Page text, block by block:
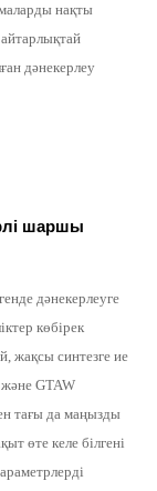
нақты
дәнекерлеу
шаршы
дәнекерлеуге
көбірек
жақсы синтезге ие
GTAW
тағы да маңызды
өте келе білгені